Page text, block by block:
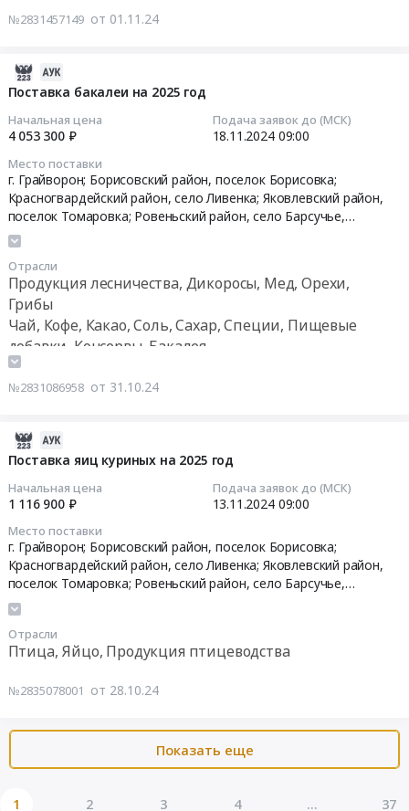
№2831457149 от 01.11.24
Поставка бакалеи на 2025 год
Начальная цена
4 053 300 ₽
Подача заявок до (МСК)
18.11.2024 09:00
Место поставки
г. Грайворон; Борисовский район, поселок Борисовка;
Красногвардейский район, село Ливенка; Яковлевский район,
поселок Томаровка; Ровеньский район, село Барсучье,
Белгородская область
Отрасли
Продукция лесничества, Дикоросы, Мед, Орехи,
Грибы
Чай, Кофе, Какао, Соль, Сахар, Специи, Пищевые
добавки, Консервы, Бакалея
№2831086958 от 31.10.24
Поставка яиц куриных на 2025 год
Начальная цена
1 116 900 ₽
Подача заявок до (МСК)
13.11.2024 09:00
Место поставки
г. Грайворон; Борисовский район, поселок Борисовка;
Красногвардейский район, село Ливенка; Яковлевский район,
поселок Томаровка; Ровеньский район, село Барсучье,
Белгородская область
Отрасли
Птица, Яйцо, Продукция птицеводства
№2835078001 от 28.10.24
Показать еще
1 2 3 4 ... 37